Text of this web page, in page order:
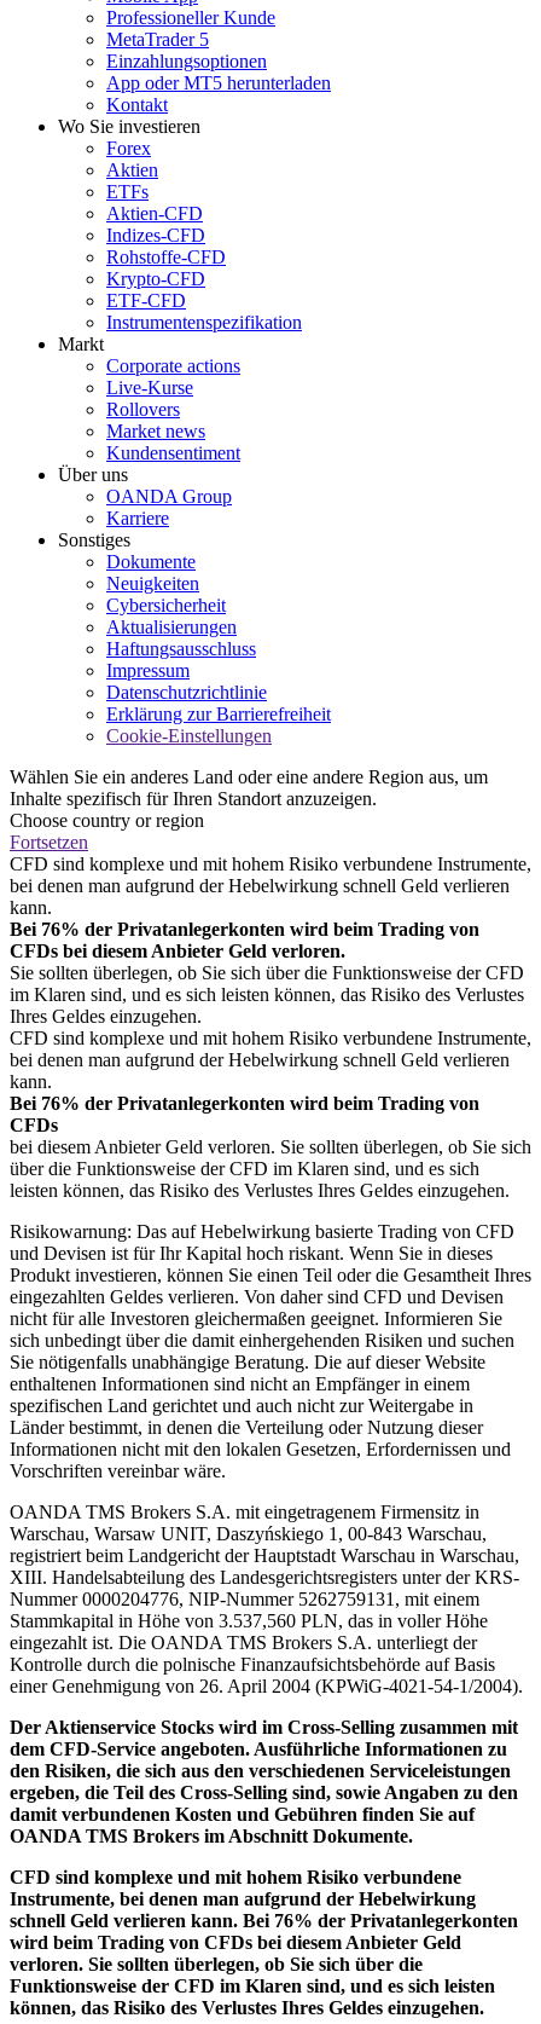
Professioneller Kunde
MetaTrader 5
Einzahlungsoptionen
App oder MT5 herunterladen
Kontakt
Wo Sie investieren
Forex
Aktien
ETFs
Aktien-CFD
Indizes-CFD
Rohstoffe-CFD
Krypto-CFD
ETF-CFD
Instrumentenspezifikation
Markt
Corporate actions
Live-Kurse
Rollovers
Market news
Kundensentiment
Über uns
OANDA Group
Karriere
Sonstiges
Dokumente
Neuigkeiten
Cybersicherheit
Aktualisierungen
Haftungsausschluss
Impressum
Datenschutzrichtlinie
Erklärung zur Barrierefreiheit
Cookie-Einstellungen
Wählen Sie ein anderes Land oder eine andere Region aus, um
Inhalte spezifisch für Ihren Standort anzuzeigen.
Choose country or region
Fortsetzen
CFD sind komplexe und mit hohem Risiko verbundene Instrumente,
bei denen man aufgrund der Hebelwirkung schnell Geld verlieren
kann.
Bei 76% der Privatanlegerkonten wird beim Trading von
CFDs bei diesem Anbieter Geld verloren.
Sie sollten überlegen, ob Sie sich über die Funktionsweise der CFD
im Klaren sind, und es sich leisten können, das Risiko des Verlustes
Ihres Geldes einzugehen.
CFD sind komplexe und mit hohem Risiko verbundene Instrumente,
bei denen man aufgrund der Hebelwirkung schnell Geld verlieren
kann.
Bei 76% der Privatanlegerkonten wird beim Trading von
CFDs
bei diesem Anbieter Geld verloren. Sie sollten überlegen, ob Sie sich
über die Funktionsweise der CFD im Klaren sind, und es sich
leisten können, das Risiko des Verlustes Ihres Geldes einzugehen.
Risikowarnung: Das auf Hebelwirkung basierte Trading von CFD
und Devisen ist für Ihr Kapital hoch riskant. Wenn Sie in dieses
Produkt investieren, können Sie einen Teil oder die Gesamtheit Ihres
eingezahlten Geldes verlieren. Von daher sind CFD und Devisen
nicht für alle Investoren gleichermaßen geeignet. Informieren Sie
sich unbedingt über die damit einhergehenden Risiken und suchen
Sie nötigenfalls unabhängige Beratung. Die auf dieser Website
enthaltenen Informationen sind nicht an Empfänger in einem
spezifischen Land gerichtet und auch nicht zur Weitergabe in
Länder bestimmt, in denen die Verteilung oder Nutzung dieser
Informationen nicht mit den lokalen Gesetzen, Erfordernissen und
Vorschriften vereinbar wäre.
OANDA TMS Brokers S.A. mit eingetragenem Firmensitz in
Warschau, Warsaw UNIT, Daszyńskiego 1, 00-843 Warschau,
registriert beim Landgericht der Hauptstadt Warschau in Warschau,
XIII. Handelsabteilung des Landesgerichtsregisters unter der KRS-
Nummer 0000204776, NIP-Nummer 5262759131, mit einem
Stammkapital in Höhe von 3.537,560 PLN, das in voller Höhe
eingezahlt ist. Die OANDA TMS Brokers S.A. unterliegt der
Kontrolle durch die polnische Finanzaufsichtsbehörde auf Basis
einer Genehmigung von 26. April 2004 (KPWiG-4021-54-1/2004).
Der Aktienservice Stocks wird im Cross-Selling zusammen mit
dem CFD-Service angeboten. Ausführliche Informationen zu
den Risiken, die sich aus den verschiedenen Serviceleistungen
ergeben, die Teil des Cross-Selling sind, sowie Angaben zu den
damit verbundenen Kosten und Gebühren finden Sie auf
OANDA TMS Brokers im Abschnitt Dokumente.
CFD sind komplexe und mit hohem Risiko verbundene
Instrumente, bei denen man aufgrund der Hebelwirkung
schnell Geld verlieren kann. Bei 76% der Privatanlegerkonten
wird beim Trading von CFDs bei diesem Anbieter Geld
verloren. Sie sollten überlegen, ob Sie sich über die
Funktionsweise der CFD im Klaren sind, und es sich leisten
können, das Risiko des Verlustes Ihres Geldes einzugehen.